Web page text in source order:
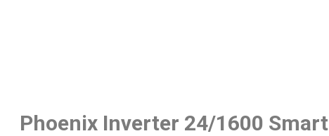
Phoenix Inverter 24/1600 Smart